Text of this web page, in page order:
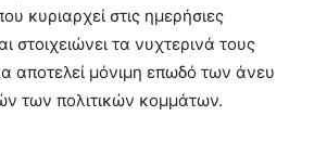
κυριαρχεί στις ημερήσιες
στοιχειώνει τα νυχτερινά τους
αποτελεί μόνιμη επωδό των άνευ
των πολιτικών κομμάτων.